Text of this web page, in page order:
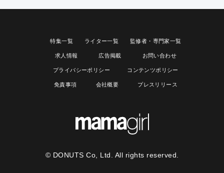
特集一覧 ライター一覧 監修者・専門家一覧
求人情報 広告掲載 お問い合わせ
プライバシーポリシー コンテンツポリシー
免責事項 会社概要 プレスリリース
© DONUTS Co, Ltd. All rights reserved.